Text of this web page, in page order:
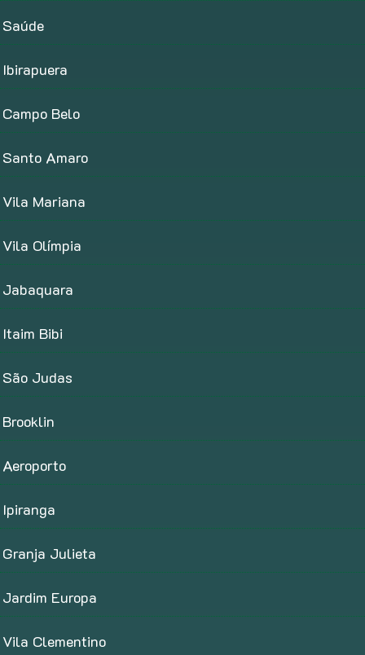
Saúde
Ibirapuera
Campo Belo
Santo Amaro
Vila Mariana
Vila Olímpia
Jabaquara
Itaim Bibi
São Judas
Brooklin
Aeroporto
Ipiranga
Granja Julieta
Jardim Europa
Vila Clementino